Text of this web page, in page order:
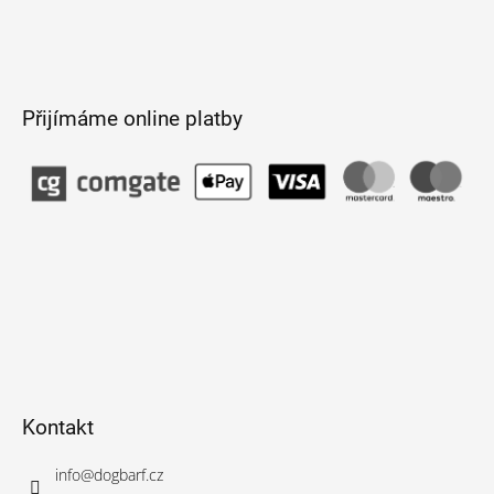
Přijímáme online platby
Kontakt
info@dogbarf.cz